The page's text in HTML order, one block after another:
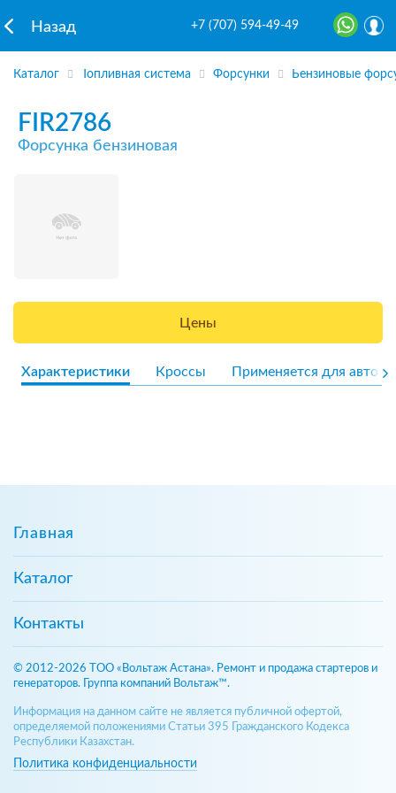
Назад +7 (707) 594-49-49
Каталог Топливная система Форсунки Бензиновые
FIR2786
Форсунка бензиновая
Цены
Характеристики Кроссы Применяется для авто
Главная
Каталог
Контакты
© 2012-2026 ТОО «Вольтаж Астана». Ремонт и продажа стартеров и
генераторов. Группа компаний Вольтаж™.
Информация на данном сайте не является публичной офертой,
определяемой положениями Статьи 395 Гражданского Кодекса
Республики Казахстан.
Политика конфиденциальности